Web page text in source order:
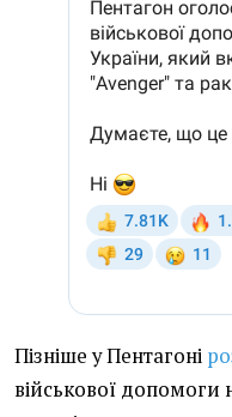
Пізніше у Пентагоні
військової допомоги